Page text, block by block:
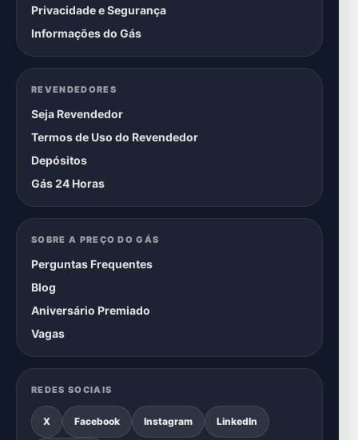
Privacidade e Segurança
Informações do Gás
REVENDEDORES
Seja Revendedor
Termos de Uso do Revendedor
Depósitos
Gás 24 Horas
SOBRE A PREÇO DO GÁS
Perguntas Frequentes
Blog
Aniversário Premiado
Vagas
REDES SOCIAIS
X Facebook Instagram LinkedIn